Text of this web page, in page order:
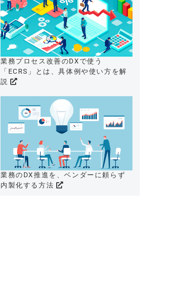
業務プロセス改善のDXで使う
「ECRS」とは、具体例や使い方を解
説
業務のDX推進を、ベンダーに頼らず
内製化する方法